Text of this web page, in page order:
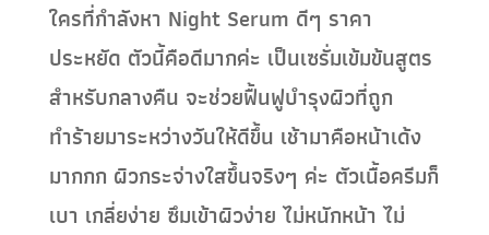
ใครที่กำลังหา Night Serum ดีๆ ราคา
ประหยัด ตัวนี้คือดีมากค่ะ เป็นเซรั่มเข้มข้นสูตร
สำหรับกลางคืน จะช่วยฟื้นฟูบำรุงผิวที่ถูก
ทำร้ายมาระหว่างวันให้ดีขึ้น เช้ามาคือหน้าเด้ง
มากกก ผิวกระจ่างใสขึ้นจริงๆ ค่ะ ตัวเนื้อครีมก็
เบา เกลี่ยง่าย ซึมเข้าผิวง่าย ไม่หนักหน้า ไม่